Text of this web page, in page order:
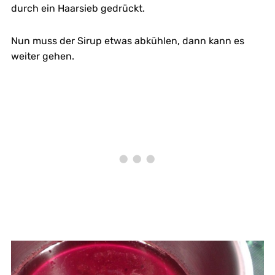
durch ein Haarsieb gedrückt.
Nun muss der Sirup etwas abkühlen, dann kann es
weiter gehen.